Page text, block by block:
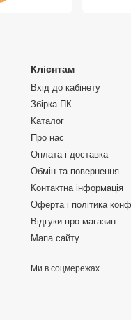
Клієнтам
Вхід до кабінету
Збірка ПК
Каталог
Про нас
Оплата і доставка
Обмін та повернення
Контактна інформація
Оферта і політика
Відгуки про магазин
Мапа сайту
Ми в соцмережах